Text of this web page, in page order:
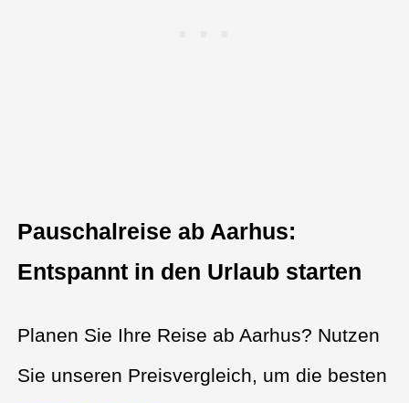
Pauschalreise ab Aarhus:
Entspannt in den Urlaub starten
Planen Sie Ihre Reise ab Aarhus? Nutzen
Sie unseren Preisvergleich, um die besten